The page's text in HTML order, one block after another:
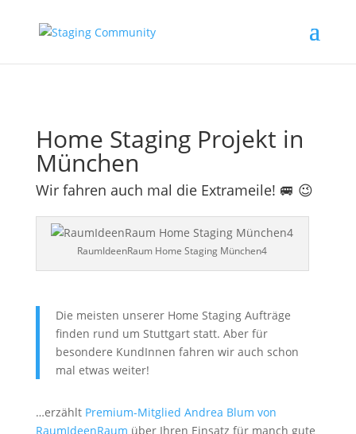
Home Staging Projekt in
München
Wir fahren auch mal die Extrameile! 🚐 😉
RaumIdeenRaum Home Staging München4
Die meisten unserer Home Staging Aufträge
finden rund um Stuttgart statt. Aber für
besondere KundInnen fahren wir auch schon
mal etwas weiter!
…erzählt Premium-Mitglied Andrea Blum von
RaumIdeenRaum über Ihren Einsatz für manch gute